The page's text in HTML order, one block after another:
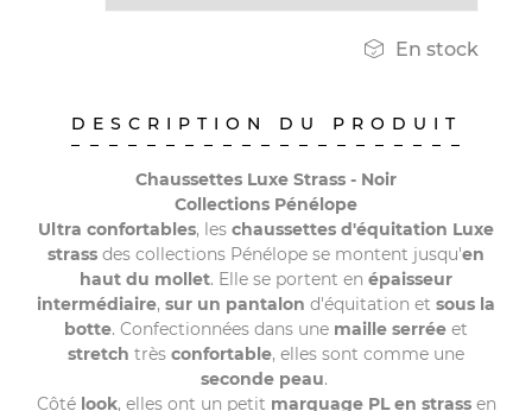
 En stock
DESCRIPTION DU PRODUIT
Chaussettes Luxe Strass - Noir
Collections Pénélope
Ultra confortables, les chaussettes d'équitation Luxe
strass des collections Pénélope se montent jusqu'en
haut du mollet. Elle se portent en épaisseur
intermédiaire, sur un pantalon d'équitation et sous la
botte. Confectionnées dans une maille serrée et
stretch très confortable, elles sont comme une
seconde peau.
Côté look, elles ont un petit marquage PL en strassen